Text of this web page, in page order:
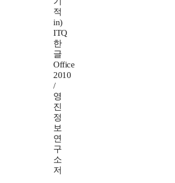
적
in)
ITQ
한
글
Office
2010
/
영
진
정
보
연
구
소
저